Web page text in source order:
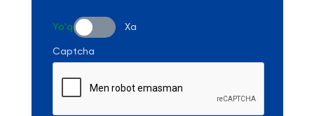
Yo'q Xa
Captcha